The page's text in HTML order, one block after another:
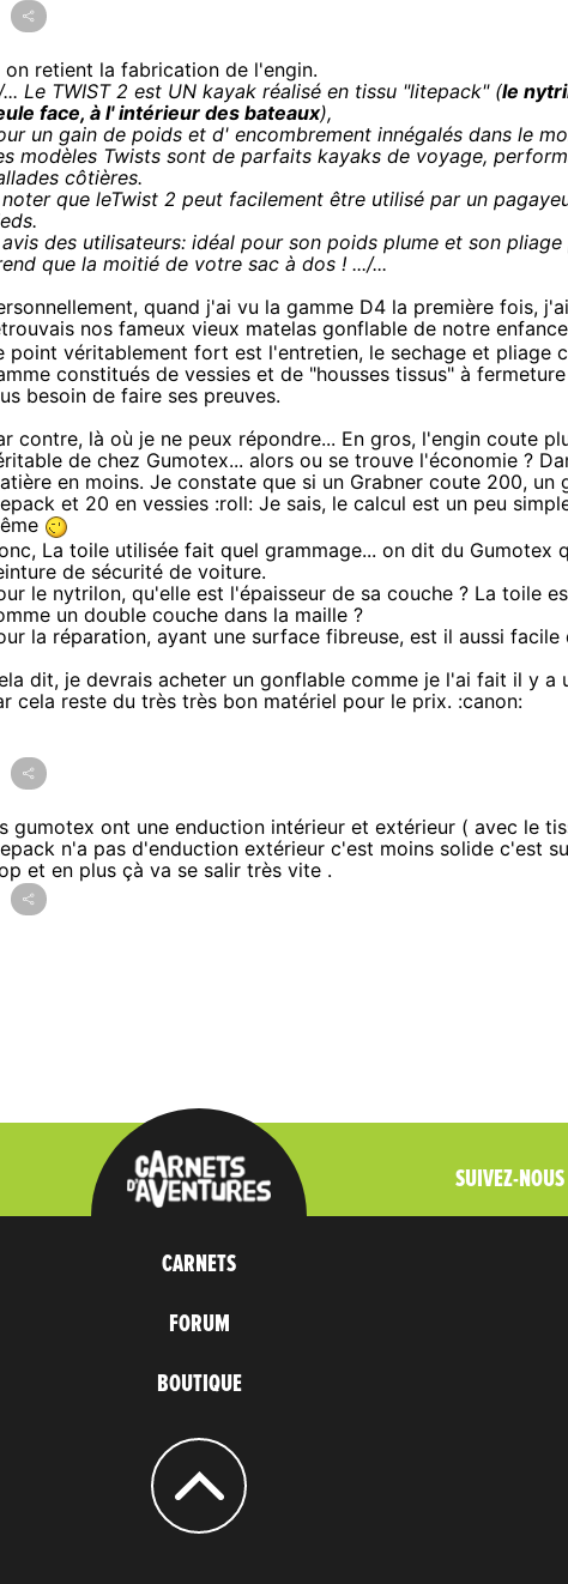
on retient la fabrication de l'engin.
... Le TWIST 2 est UN kayak réalisé en tissu "litepack" (le
face, à l' intérieur des bateaux),
un gain de poids et d' encombrement innégalés dans le
modèles Twists sont de parfaits kayaks de voyage,
côtières.
que leTwist 2 peut facilement être utilisé par un
avis des utilisateurs: idéal pour son poids plume et son
que la moitié de votre sac à dos ! .../...
quand j'ai vu la gamme D4 la première fois,
nos fameux vieux matelas gonflable de notre
point véritablement fort est l'entretien, le sechage et pliage
constitués de vessies et de "housses tissus" à
besoin de faire ses preuves.
contre, là où je ne peux répondre... En gros, l'engin coute
de chez Gumotex... alors ou se trouve l'économie ?
en moins. Je constate que si un Grabner coute 200,
et 20 en vessies :roll: Je sais, le calcul est un peu
La toile utilisée fait quel grammage... on dit du Gumotex
de sécurité de voiture.
le nytrilon, qu'elle est l'épaisseur de sa couche ? La toile
un double couche dans la maille ?
la réparation, ayant une surface fibreuse, est il aussi
dit, je devrais acheter un gonflable comme je l'ai fait il y a
cela reste du très très bon matériel pour le prix. :canon:
gumotex ont une enduction intérieur et extérieur ( avec le
n'a pas d'enduction extérieur c'est moins solide c'est
et en plus çà va se salir très vite .
SUIVEZ-
CARNETS
FORUM
BOUTIQUE